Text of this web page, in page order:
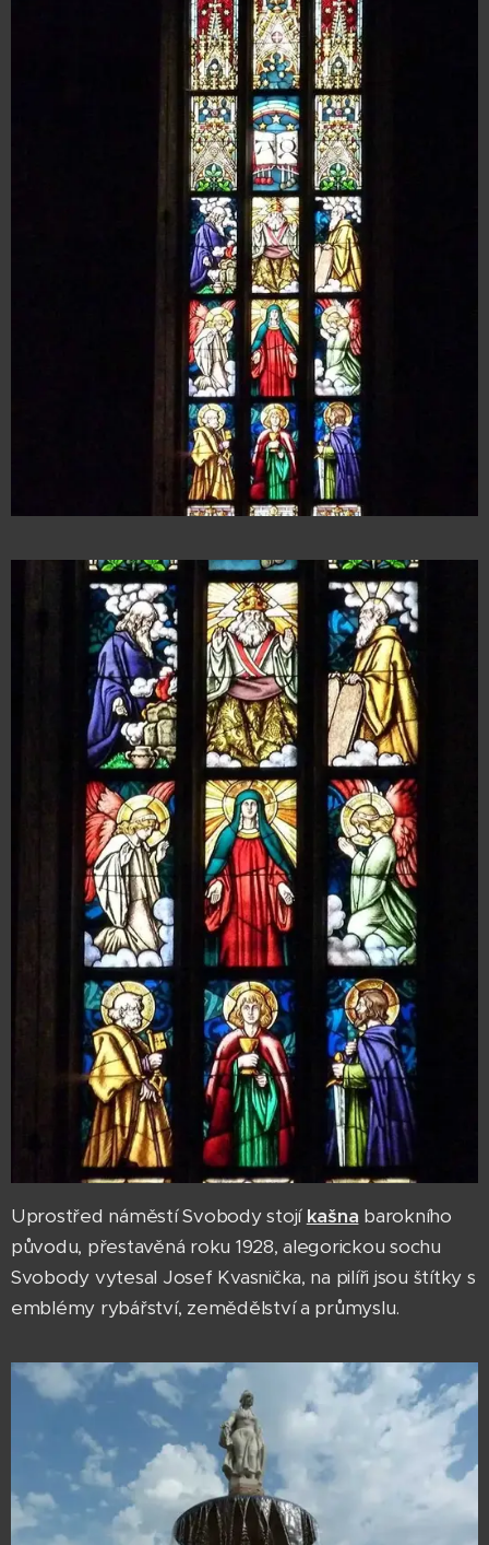
Uprostřed náměstí Svobody stojí kašna barokního
původu, přestavěná roku 1928, alegorickou sochu
Svobody vytesal Josef Kvasnička, na pilíři jsou štítky s
emblémy rybářství, zemědělství a průmyslu.